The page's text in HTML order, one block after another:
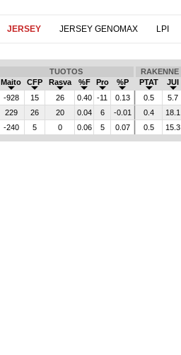
JERSEY JERSEY GENOMAX LPI
TUOTOS RAKENNE
Maito CFP Rasva %F Pro %P PTAT JUI
-928 15 26 0.40 -11 0.13 0.5 5.7
229 26 20 0.04 6 -0.01 0.4 18.1
-240 5 0 0.06 5 0.07 0.5 15.3